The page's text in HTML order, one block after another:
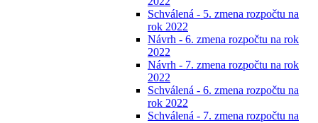
Schválená - 5. zmena rozpočtu na
rok 2022
Návrh - 6. zmena rozpočtu na rok
2022
Návrh - 7. zmena rozpočtu na rok
2022
Schválená - 6. zmena rozpočtu na
rok 2022
Schválená - 7. zmena rozpočtu na